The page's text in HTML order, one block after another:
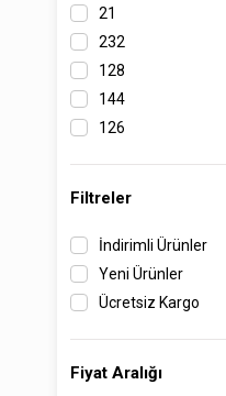
21
232
128
144
126
Filtreler
İndirimli Ürünler
Yeni Ürünler
Ücretsiz Kargo
Fiyat Aralığı